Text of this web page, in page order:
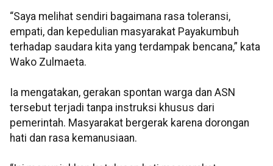
“Saya melihat sendiri bagaimana rasa toleransi,
empati, dan kepedulian masyarakat Payakumbuh
terhadap saudara kita yang terdampak bencana,” kata
Wako Zulmaeta.
Ia mengatakan, gerakan spontan warga dan ASN
tersebut terjadi tanpa instruksi khusus dari
pemerintah. Masyarakat bergerak karena dorongan
hati dan rasa kemanusiaan.